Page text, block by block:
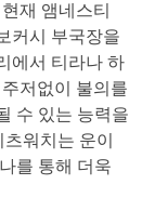
재 앰네스티
커시 부국장을
에서 티라나 하
저없이 불의를
수 있는 능력을
워치는 운이
를 통해 더욱